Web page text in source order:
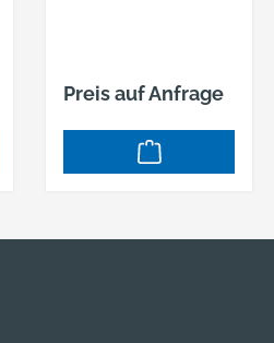
Preis auf Anfrage